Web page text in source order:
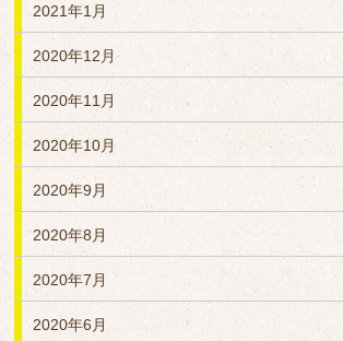
2021年1月
2020年12月
2020年11月
2020年10月
2020年9月
2020年8月
2020年7月
2020年6月